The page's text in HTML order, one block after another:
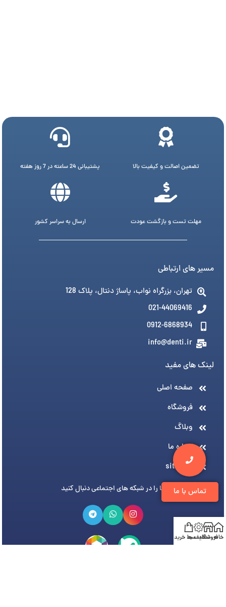
تماس با ما
تضمین اصالت و کیفیت بالا پشتیبانی 24 ساعته در 7 روز هفته
مهلت تست و بازگشت عودت ارسال به سراسر کشور
مسیر های ارتباطی
تهران، بزرگراه نواب، پاساژ دنتال، پلاک 128
021-44069416
0912-6868934
info@denti.ir
لینک های مفید
صفحه اصلی
فروشگاه
وبلاگ
درباره ما
sitemap
ما را در شبکه های اجتماعی دنبال کنید
خانهفروشگاه
تخفیف هاسبد خرید